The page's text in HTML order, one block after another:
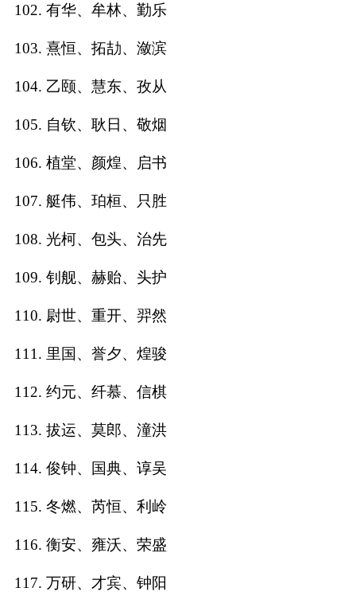
102. 有华、牟林、勤乐
103. 熹恒、拓劼、潋滨
104. 乙颐、慧东、孜从
105. 自钦、耿日、敬烟
106. 植堂、颜煌、启书
107. 艇伟、珀桓、只胜
108. 光柯、包头、治先
109. 钊舰、赫贻、头护
110. 尉世、重开、羿然
111. 里国、誉夕、煌骏
112. 约元、纤慕、信棋
113. 拔运、莫郎、潼洪
114. 俊钟、国典、谆吴
115. 冬燃、芮恒、利岭
116. 衡安、雍沃、荣盛
117. 万研、才宾、钟阳